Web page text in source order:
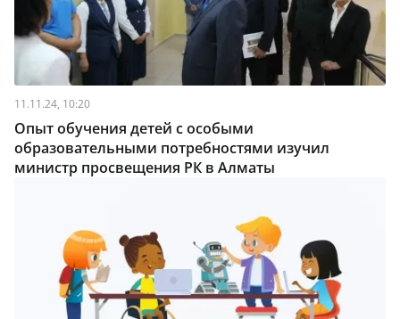
11.11.24, 10:20
Опыт обучения детей с особыми
образовательными потребностями изучил
министр просвещения РК в Алматы